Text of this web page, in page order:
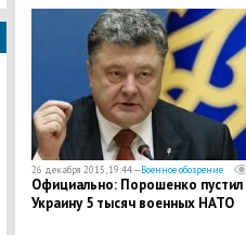
26 декабря 2015, 19:44 —Военное обозрение
Официально: Порошенко пустил
Украину 5 тысяч военных НАТО